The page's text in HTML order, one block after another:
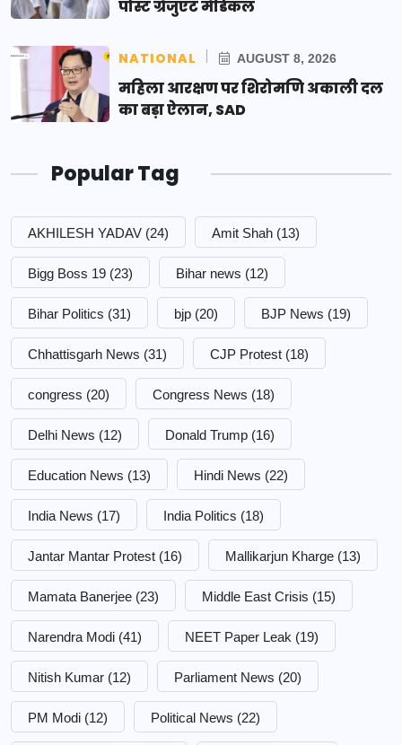
पोस्ट ग्रेजुएट मेडिकल
NATIONAL AUGUST 8, 2026
महिला आरक्षण पर शिरोमणि अकाली दल
का बड़ा ऐलान, SAD
Popular Tag
AKHILESH YADAV (24) Amit Shah (13)
Bigg Boss 19 (23) Bihar news (12)
Bihar Politics (31) bjp (20) BJP News (19)
Chhattisgarh News (31) CJP Protest (18)
congress (20) Congress News (18)
Delhi News (12) Donald Trump (16)
Education News (13) Hindi News (22)
India News (17) India Politics (18)
Jantar Mantar Protest (16) Mallikarjun Kharge (13)
Mamata Banerjee (23) Middle East Crisis (15)
Narendra Modi (41) NEET Paper Leak (19)
Nitish Kumar (12) Parliament News (20)
PM Modi (12) Political News (22)